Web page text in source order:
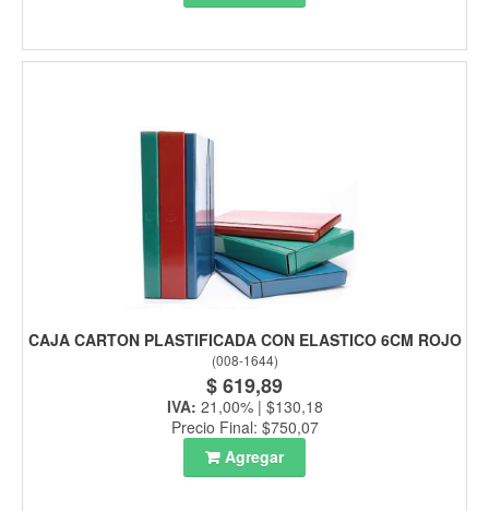
CAJA CARTON PLASTIFICADA CON ELASTICO 6CM ROJO
(008-1644)
$ 619,89
IVA: 21,00% | $130,18
Precio Final: $750,07
Agregar